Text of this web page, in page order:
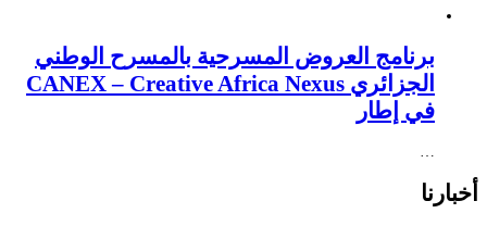
برنامج العروض المسرحية بالمسرح الوطني
الجزائري CANEX – Creative Africa Nexus
في إطار
…
أخبارنا